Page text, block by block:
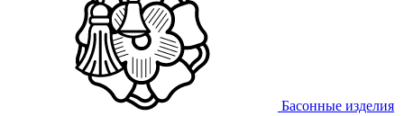
Басонные изделия